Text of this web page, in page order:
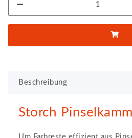
Beschreibung
Storch Pinselkamm